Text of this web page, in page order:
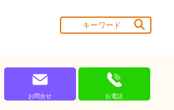
お問合せ お電話